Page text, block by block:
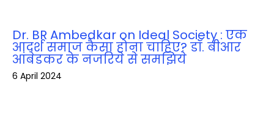
Dr. BR Ambedkar on Ideal Society : एक
आदर्श समाज कैसा होना चाहिए? डॉ. बीआर
आंबेडकर के नजरिये से समझिये
6 April 2024